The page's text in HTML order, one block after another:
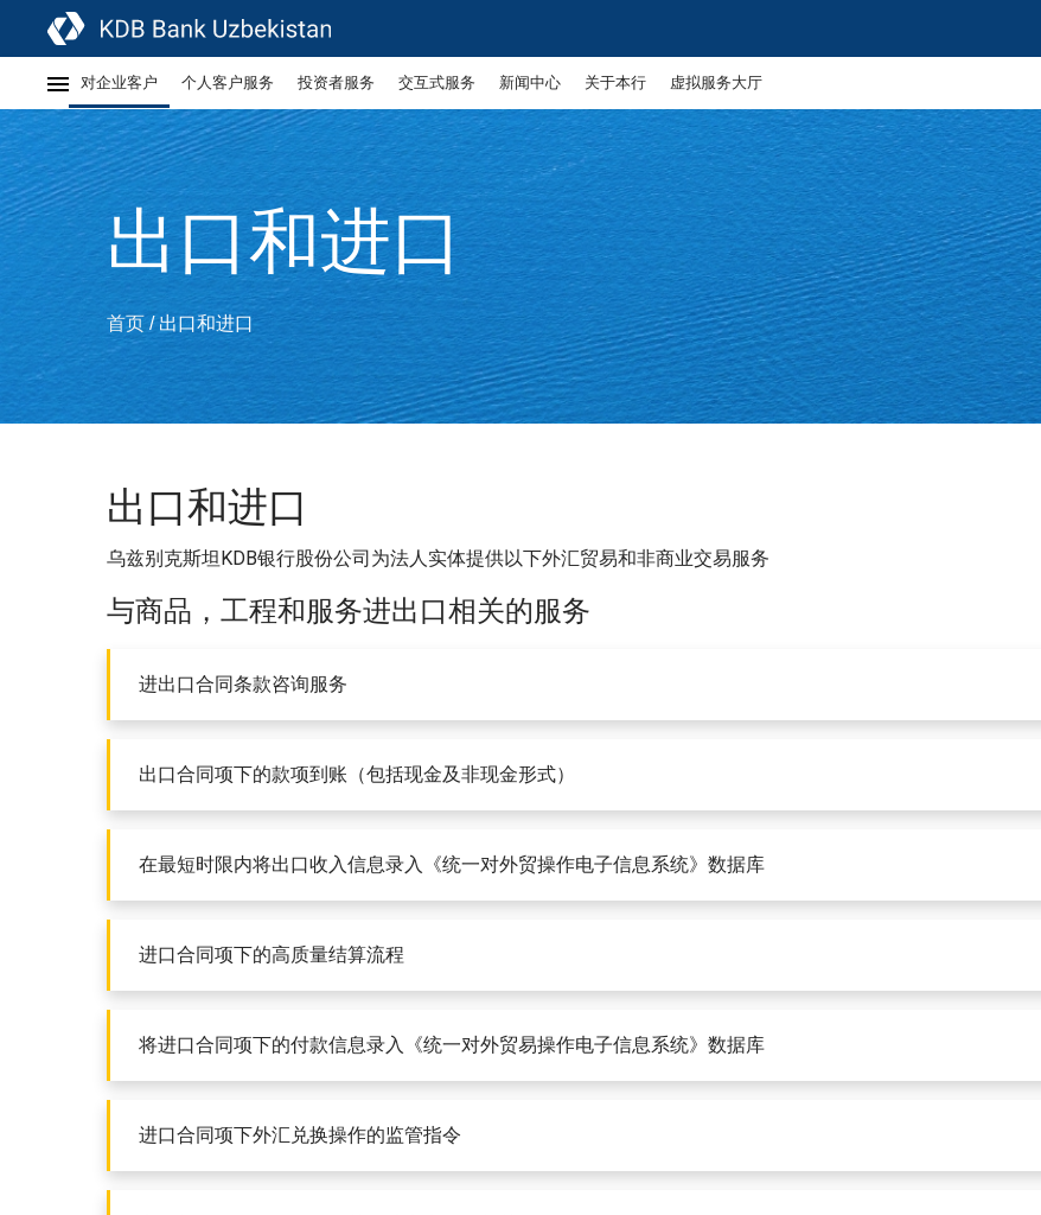
对企业客户 个人客户服务 投资者服务 交互式服务 新闻中心 关于本行 虚拟服务大厅
出口和进口
首页 / 出口和进口
出口和进口
乌兹别克斯坦KDB银行股份公司为法人实体提供以下外汇贸易和非商业交易服务
与商品，工程和服务进出口相关的服务
进出口合同条款咨询服务
出口合同项下的款项到账（包括现金及非现金形式）
在最短时限内将出口收入信息录入《统一对外贸操作电子信息系统》数据库
进口合同项下的高质量结算流程
将进口合同项下的付款信息录入《统一对外贸易操作电子信息系统》数据库
进口合同项下外汇兑换操作的监管指令